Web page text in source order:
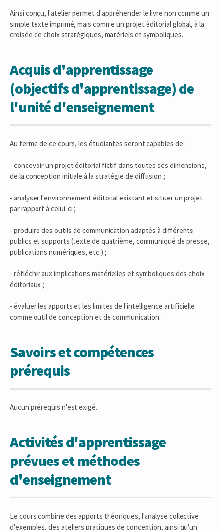
Ainsi conçu, l'atelier permet d'appréhender le livre non comme un
simple texte imprimé, mais comme un projet éditorial global, à la
croisée de choix stratégiques, matériels et symboliques.
Acquis d'apprentissage
(objectifs d'apprentissage) de
l'unité d'enseignement
Au terme de ce cours, les étudiantes seront capables de :
- concevoir un projet éditorial fictif dans toutes ses dimensions,
de la conception initiale à la stratégie de diffusion ;
- analyser l'environnement éditorial existant et situer un projet
par rapport à celui-ci ;
- produire des outils de communication adaptés à différents
publics et supports (texte de quatrième, communiqué de presse,
publications numériques, etc.) ;
- réfléchir aux implications matérielles et symboliques des choix
éditoriaux ;
- évaluer les apports et les limites de l'intelligence artificielle
comme outil de conception et de communication.
Savoirs et compétences
prérequis
Aucun prérequis n'est exigé.
Activités d'apprentissage
prévues et méthodes
d'enseignement
Le cours combine des apports théoriques, l'analyse collective
d'exemples, des ateliers pratiques de conception, ainsi qu'un